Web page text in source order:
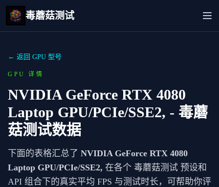
毒蘑菇测试
← 返回 GPU 型号
GPU 详情
NVIDIA GeForce RTX 4080
Laptop GPU/PCIe/SSE2, - 毒蘑
菇测试数据
下面的表格汇总了 NVIDIA GeForce RTX 4080
Laptop GPU/PCIe/SSE2, 在各个 毒蘑菇测试 预设和
API 组合下的真实平均 FPS 与测试时长，可帮助你评